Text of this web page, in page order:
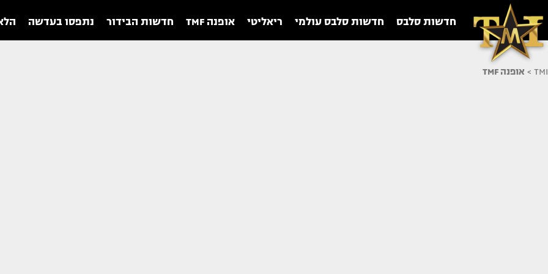
חדשות סלבס חדשות סלבס עולמי ריאליטי אופנה TMF חדשות הבידור נתפסו בעדשה
TMI
> אופנה TMF